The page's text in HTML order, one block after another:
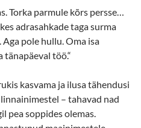
Torka parmule kõrs persse…
adrasahkade taga surma
Aga pole hullu. Oma isa
tänapäeval töö.“
kasvama ja ilusa tähendusi
– tahavad nad
pea soppides olemas.